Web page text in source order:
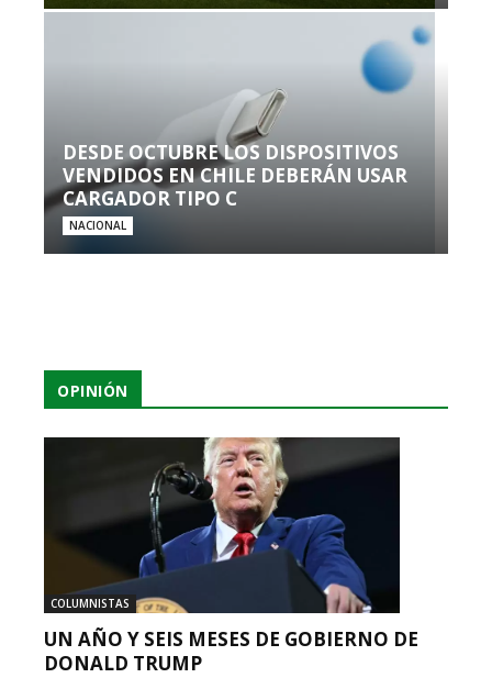
DESDE OCTUBRE LOS DISPOSITIVOS
VENDIDOS EN CHILE DEBERÁN USAR
CARGADOR TIPO C
NACIONAL
OPINIÓN
COLUMNISTAS
UN AÑO Y SEIS MESES DE GOBIERNO DE
DONALD TRUMP